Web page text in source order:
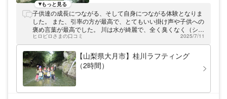
景色をお楽しみください。
もっと見る
子供達の成長につながる、そして自身につながる体験となりま
した。 また、引率の方が最高で、とてもいい掛け声や子供への
褒め言葉が最高でした。 川は水が綺麗で、全く臭くなく（シャ
ワー浴びなくても平気）、 久しぶりに、人間らしいことができ
たように思います。 また体験したいです！
ヒロビロさまの口コミ 2025/7/11
【山梨県大月市】桂川ラフティング
（2時間）